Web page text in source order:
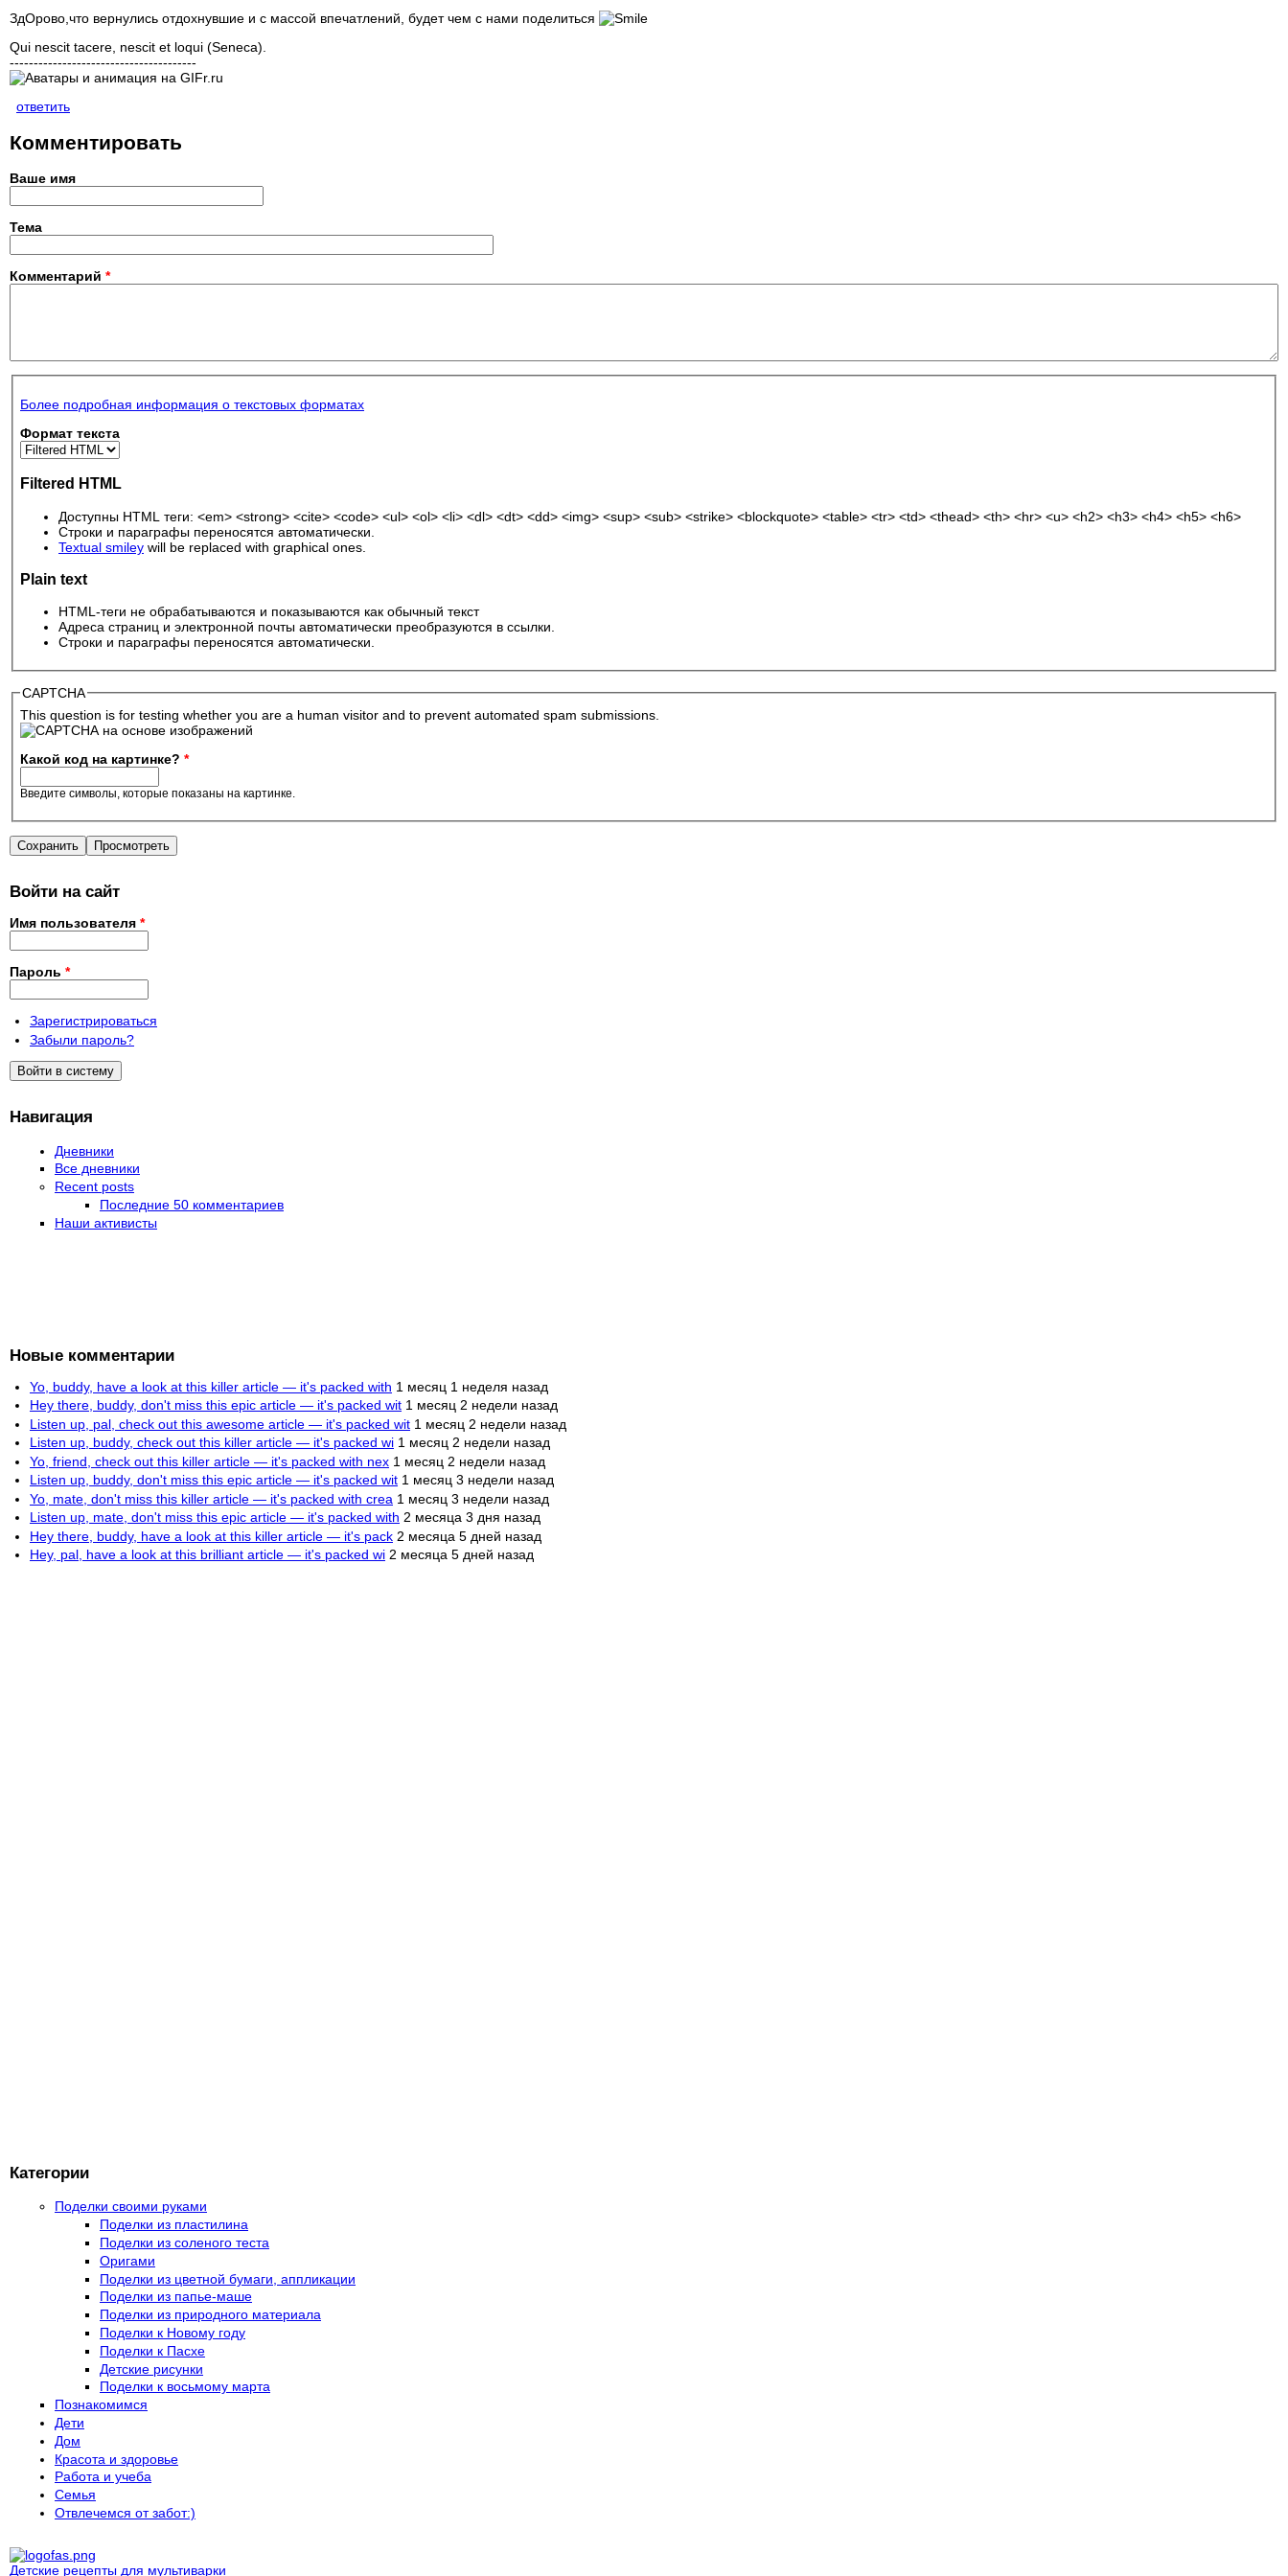
ЗдОрово,что вернулись отдохнувшие и с массой впечатлений, будет чем с нами поделиться
Qui nescit tacere, nescit et loqui (Seneca).
---------------------------------------
ответить
Комментировать
Ваше имя
Тема
Комментарий *
Более подробная информация о текстовых форматах
Формат текста
Filtered HTML
Доступны HTML теги: <em> <strong> <cite> <code> <ul> <ol> <li> <dl> <dt> <dd> <img> <sup> <sub> <strike> <blockquote> <table> <tr> <td> <thead> <th> <hr> <u> <h2> <h3> <h4> <h5> <h6>
Строки и параграфы переносятся автоматически.
Textual smiley will be replaced with graphical ones.
Plain text
HTML-теги не обрабатываются и показываются как обычный текст
Адреса страниц и электронной почты автоматически преобразуются в ссылки.
Строки и параграфы переносятся автоматически.
CAPTCHA
This question is for testing whether you are a human visitor and to prevent automated spam submissions.
Какой код на картинке? *
Введите символы, которые показаны на картинке.
Войти на сайт
Имя пользователя *
Пароль *
Зарегистрироваться
Забыли пароль?
Навигация
Дневники
Все дневники
Recent posts
Последние 50 комментариев
Наши активисты
Новые комментарии
Yo, buddy, have a look at this killer article — it's packed with 1 месяц 1 неделя назад
Hey there, buddy, don't miss this epic article — it's packed wit 1 месяц 2 недели назад
Listen up, pal, check out this awesome article — it's packed wit 1 месяц 2 недели назад
Listen up, buddy, check out this killer article — it's packed wi 1 месяц 2 недели назад
Yo, friend, check out this killer article — it's packed with nex 1 месяц 2 недели назад
Listen up, buddy, don't miss this epic article — it's packed wit 1 месяц 3 недели назад
Yo, mate, don't miss this killer article — it's packed with crea 1 месяц 3 недели назад
Listen up, mate, don't miss this epic article — it's packed with 2 месяца 3 дня назад
Hey there, buddy, have a look at this killer article — it's pack 2 месяца 5 дней назад
Hey, pal, have a look at this brilliant article — it's packed wi 2 месяца 5 дней назад
Категории
Поделки своими руками
Поделки из пластилина
Поделки из соленого теста
Оригами
Поделки из цветной бумаги, аппликации
Поделки из папье-маше
Поделки из природного материала
Поделки к Новому году
Поделки к Пасхе
Детские рисунки
Поделки к восьмому марта
Познакомимся
Дети
Дом
Красота и здоровье
Работа и учеба
Семья
Отвлечемся от забот:)
Детские рецепты для мультиварки